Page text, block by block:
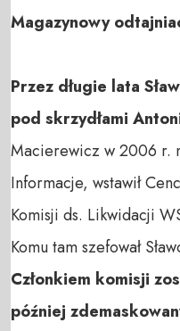
Magazynowy
Przez długie lata
pod skrzydłami
Macierewicz w 2006 r.
Informacje, wstawił
Komisji ds. Likwidacji
Komu tam szefował
Członkiem komisji
później